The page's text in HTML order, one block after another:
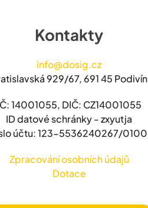
Kontakty
info@dosig.cz
929/67, 691 45 Podivín
14001055, DIČ: CZ14001055
ID datové schránky - zxyutja
účtu: 123-5536240267/0100
Zpracování osobních údajů
Dotace